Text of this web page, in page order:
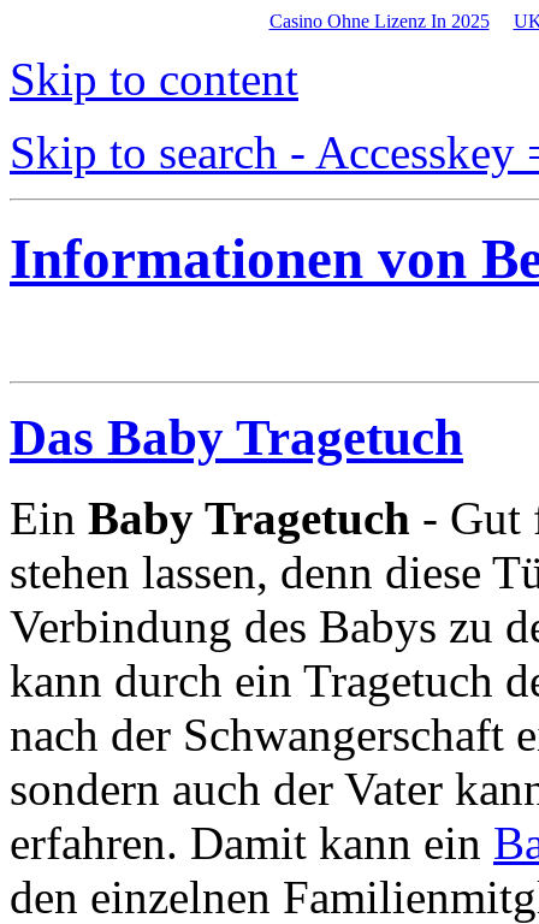
Casino Ohne Lizenz In 2025
Skip to content
Skip to search - Accesskey
Informationen von
Das Baby Tragetuch
Ein Baby Tragetuch - Gut
stehen lassen, denn diese
Verbindung des Babys zu
kann durch ein Tragetuch
nach der Schwangerschaft
sondern auch der Vater
erfahren. Damit kann ein
den einzelnen